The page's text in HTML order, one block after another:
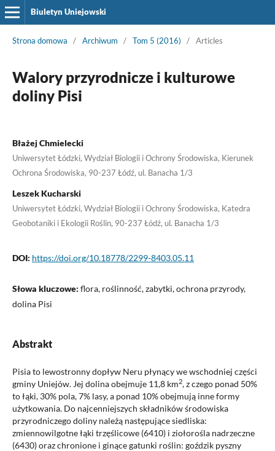
Biuletyn Uniejowski
Strona domowa / Archiwum / Tom 5 (2016) / Articles
Walory przyrodnicze i kulturowe
doliny Pisi
Błażej Chmielecki
Uniwersytet Łódzki, Wydział Biologii i Ochrony Środowiska, Kierunek
Ochrona Środowiska, 90-237 Łódź, ul. Banacha 1/3
Leszek Kucharski
Uniwersytet Łódzki, Wydział Biologii i Ochrony Środowiska, Katedra
Geobotaniki i Ekologii Roślin, 90-237 Łódź, ul. Banacha 1/3
DOI: https://doi.org/10.18778/2299-8403.05.11
Słowa kluczowe: flora, roślinność, zabytki, ochrona przyrody,
dolina Pisi
Abstrakt
Pisia to lewostronny dopływ Neru płynący we wschodniej części
gminy Uniejów. Jej dolina obejmuje 11,8 km2, z czego ponad 50%
to łąki, 30% pola, 7% lasy, a ponad 10% obejmują inne formy
użytkowania. Do najcenniejszych składników środowiska
przyrodniczego doliny należą następujące siedliska:
zmiennowilgotne łąki trzęślicowe (6410) i ziołorośla nadrzeczne
(6430) oraz chronione i ginące gatunki roślin: goździk pyszny